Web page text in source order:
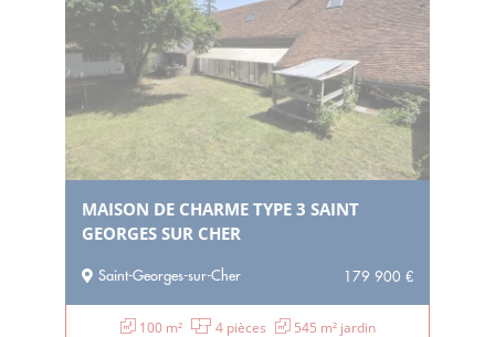
MAISON DE CHARME TYPE 3 SAINT
GEORGES SUR CHER
Saint-Georges-sur-Cher 179 900 €
100 m² 4 pièces 545 m² jardin